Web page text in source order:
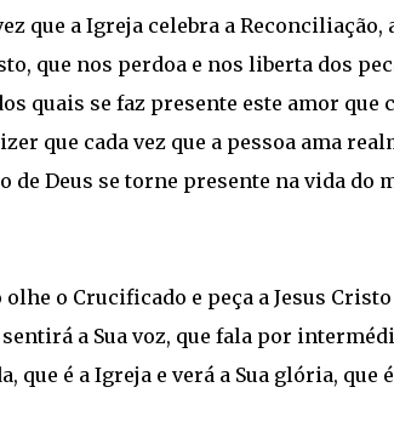
que a Igreja celebra a
que nos perdoa e nos liberta dos
quais se faz presente este amor que
que cada vez que a pessoa ama
de Deus se torne presente na vida do
o Crucificado e peça a Jesus
a Sua voz, que fala por
que é a Igreja e verá a Sua glória, que